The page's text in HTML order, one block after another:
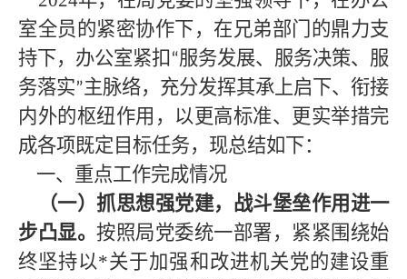
室全员的紧密协作下，在兄弟部门的鼎力支
持下，办公室紧扣 “服务发展、服务决策、服
务落实”主脉络，充分发挥其承上启下、衔接
内外的枢纽作用，以更高标准、更实举措完
成各项既定目标任务，现总结如下：
一、重点工作完成情况
（一）抓思想强党建，战斗堡垒作用进一
步凸显。 按照局党委统一部署，紧紧围绕始
终坚持以*关于加强和改进机关党的建设重